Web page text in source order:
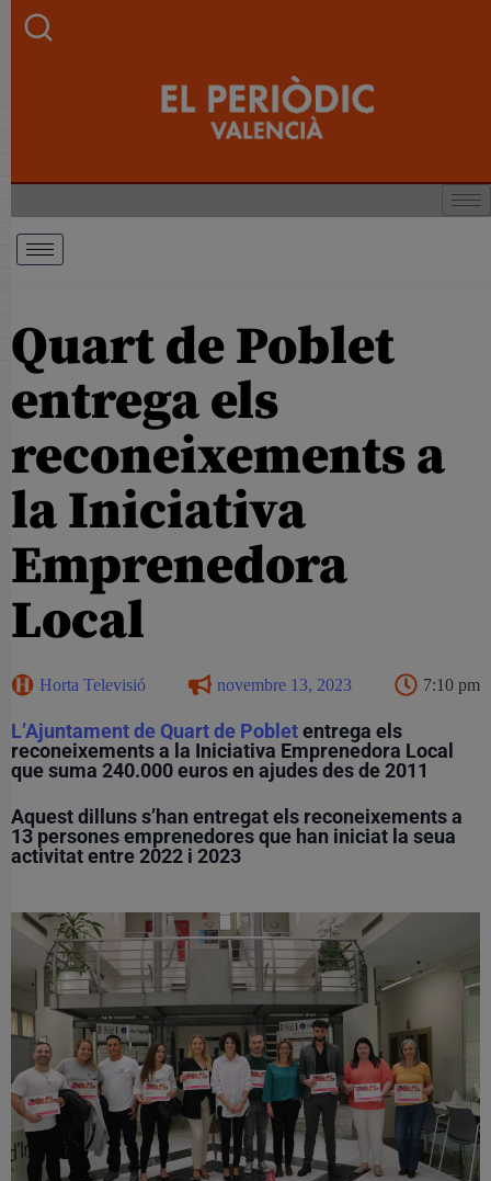
Quart de Poblet
entrega els
reconeixements a
la Iniciativa
Emprenedora
Local
Horta Televisió novembre 13, 2023 7:10 pm
L’Ajuntament de Quart de Pobletentrega els
reconeixements a la Iniciativa Emprenedora Local
que suma 240.000 euros en ajudes des de 2011
Aquest dilluns s’han entregat els reconeixements a
13 persones emprenedores que han iniciat la seua
activitat entre 2022 i 2023